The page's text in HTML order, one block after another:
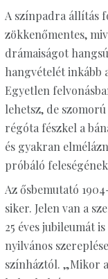
A színpadra állítás
zökkenőmentes,
drámaiságot
hangvételét inkább
Egyetlen
lehetsz, de
régóta fészkel a
és gyakran
próbáló
Az ősbemutató
siker. Jelen van a
25 éves jubileumát
nyilvános
színháztól. „Mikor